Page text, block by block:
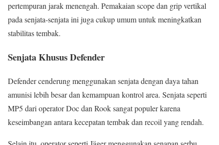
pertempuran jarak menengah. Pemakaian scope dan grip vertikal
pada senjata-senjata ini juga cukup umum untuk meningkatkan
stabilitas tembak.
Senjata Khusus Defender
Defender cenderung menggunakan senjata dengan daya tahan
amunisi lebih besar dan kemampuan kontrol area. Senjata seperti
MP5 dari operator Doc dan Rook sangat populer karena
keseimbangan antara kecepatan tembak dan recoil yang rendah.